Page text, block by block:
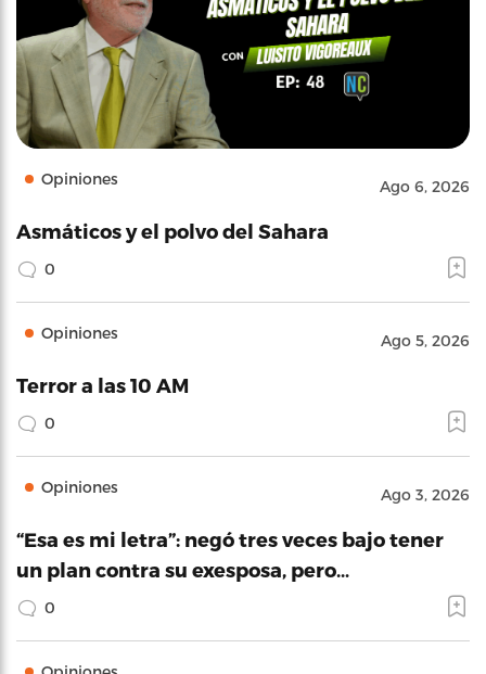
Opiniones Ago 6, 2026
Asmáticos y el polvo del Sahara
0
Opiniones Ago 5, 2026
Terror a las 10 AM
0
Opiniones Ago 3, 2026
“Esa es mi letra”: negó tres veces bajo tener
un plan contra su exesposa, pero…
0